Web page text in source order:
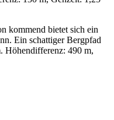
kommend bietet sich ein
Ein schattiger Bergpfad
Höhendifferenz: 490 m,